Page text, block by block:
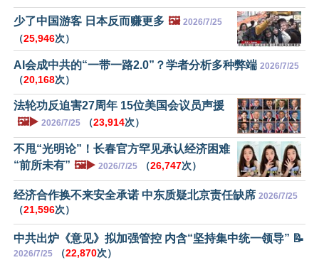
少了中国游客 日本反而赚更多 🖼️ 2026/7/25
（25,946次）
AI会成中共的“一带一路2.0”？学者分析多种弊端 2026/7/25
（20,168次）
法轮功反迫害27周年 15位美国会议员声援
🖼️▶️ 2026/7/25 （23,914次）
不甩“光明论”！长春官方罕见承认经济困难
“前所未有” 🖼️▶️ 2026/7/25 （26,747次）
经济合作换不来安全承诺 中东质疑北京责任缺席 2026/7/25
（21,596次）
中共出炉《意见》拟加强管控 内含“坚持集中统一领导” 📝
2026/7/25 （22,870次）